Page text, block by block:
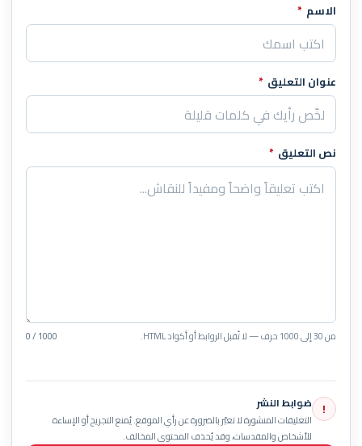
اترك هذا الحقل فارغاً
الاسم *
عنوان التعليق *
نص التعليق *
من 30 إلى 1000 حرف — لا تُقبل الروابط أو أكواد HTML. 0 / 1000
! ضوابط النشر
التعليقات المنشورة لا تعبّر بالضرورة عن رأي الموقع. يُمنع التجريح أو الإساءة
للأشخاص والمقدسات، وقد يُحذف المحتوى المخالف.